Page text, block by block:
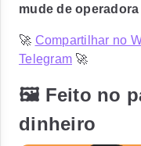
mude de
🚀 Compartilhar no
Telegram 🚀
🖼 Feito no
dinheiro